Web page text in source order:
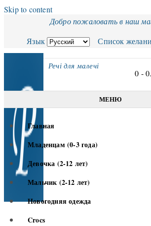
Skip to content
Добро пожаловать в наш
Язык
Список
Речі для малечі
0 -
МЕНЮ
Главная
Младенцам (0-3 года)
Девочка (2-12 лет)
Мальчик (2-12 лет)
Новогодняя одежда
Crocs